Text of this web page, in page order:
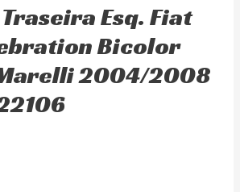
Esq. Fiat
Bicolor
2004/2008